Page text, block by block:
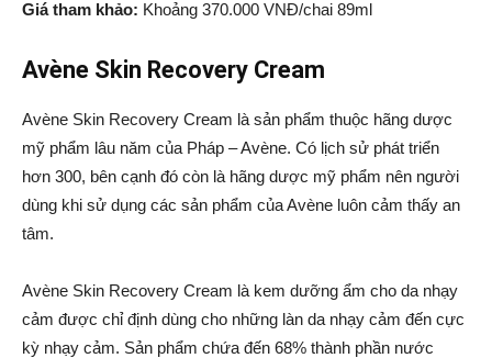
Giá tham khảo: Khoảng 370.000 VNĐ/chai 89ml
Avène Skin Recovery Cream
Avène Skin Recovery Cream là sản phẩm thuộc hãng dược
mỹ phẩm lâu năm của Pháp – Avène. Có lịch sử phát triển
hơn 300, bên cạnh đó còn là hãng dược mỹ phẩm nên người
dùng khi sử dụng các sản phẩm của Avène luôn cảm thấy an
tâm.
Avène Skin Recovery Cream là kem dưỡng ẩm cho da nhạy
cảm được chỉ định dùng cho những làn da nhạy cảm đến cực
kỳ nhạy cảm. Sản phẩm chứa đến 68% thành phần nước